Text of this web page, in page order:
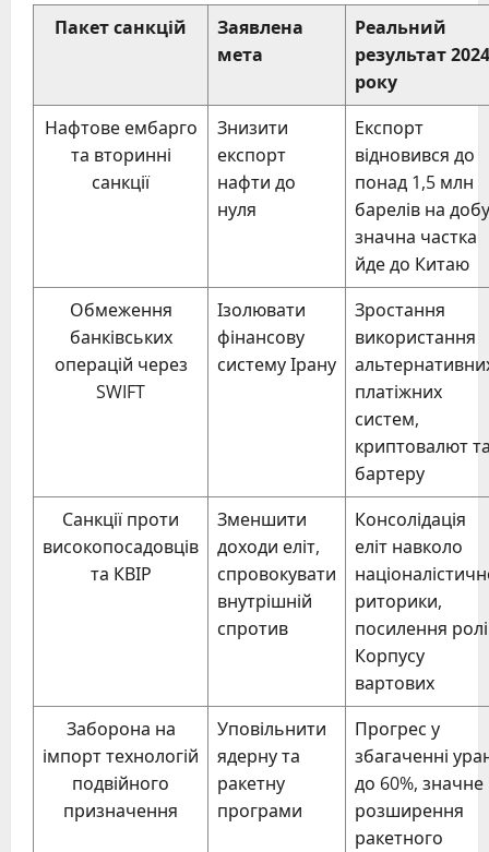
Пакет санкцій
Заявлена
мета
Реальний
результат 2024
року
Нафтове ембарго
та вторинні
санкції
Знизити
експорт
нафти до
нуля
Експорт
відновився до
понад 1,5 млн
барелів на
значна частка
йде до Китаю
Обмеження
банківських
операцій через
SWIFT
Ізолювати
фінансову
систему Ірану
Зростання
використання
платіжних
систем,
криптовалют
бартеру
Санкції проти
високопосадовців
та КВІР
Зменшити
доходи еліт,
спровокувати
внутрішній
спротив
Консолідація
еліт навколо
риторики,
посилення ролі
Корпусу
вартових
Заборона на
імпорт технологій
подвійного
призначення
Уповільнити
ядерну та
ракетну
програми
Прогрес у
збагаченні
до 60%, значне
розширення
ракетного